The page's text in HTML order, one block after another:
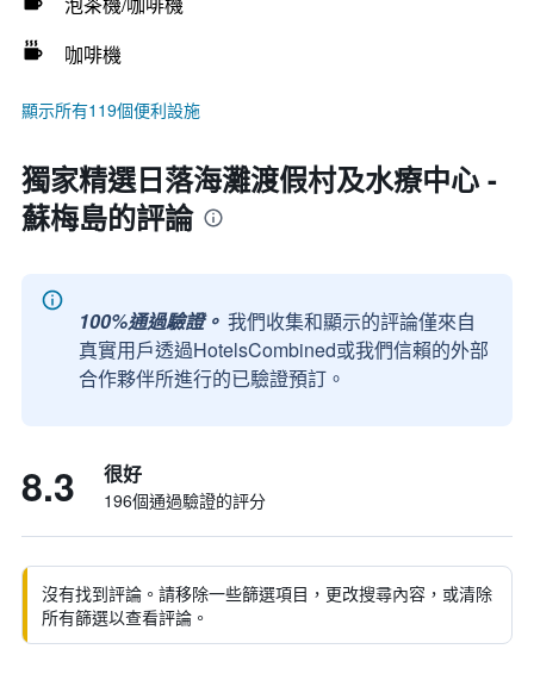
咖啡機
顯示所有119個便利設施
獨家精選日落海灘渡假村及水療中心 -
蘇梅島的評論
100%通過驗證。 我們收集和顯示的評論僅來自
真實用戶透過HotelsCombined或我們信賴的外部
合作夥伴所進行的已驗證預訂。
8.3 很好
196個通過驗證的評分
沒有找到評論。請移除一些篩選項目，更改搜尋內容，或清除
所有篩選以查看評論。